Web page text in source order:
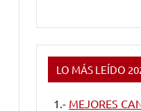
LO MÁS LEÍDO
1.- MEJORES